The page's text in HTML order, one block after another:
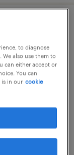
ピッキン
め、検
to diagnose
also use them to
can either accept or
You can
is in our cookie